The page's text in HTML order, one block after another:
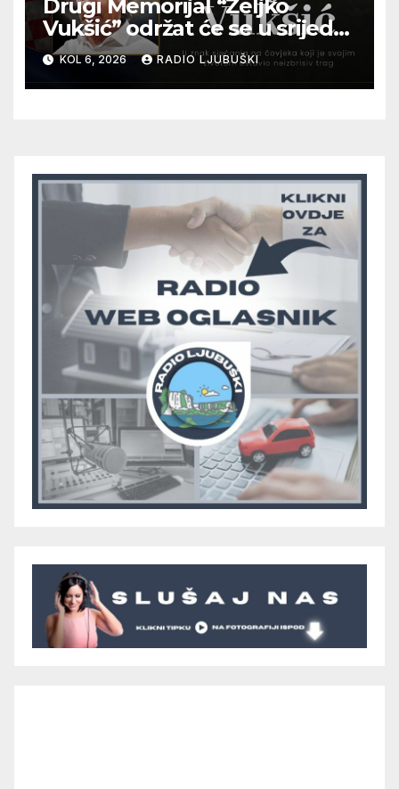
Drugi Memorijal “Željko
Vukšić” održat će se u srijedu
12. kolovoza u Otoku
KOL 6, 2026 RADIO LJUBUŠKI